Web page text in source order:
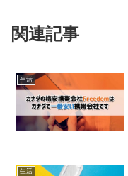
関連記事
生活
生活